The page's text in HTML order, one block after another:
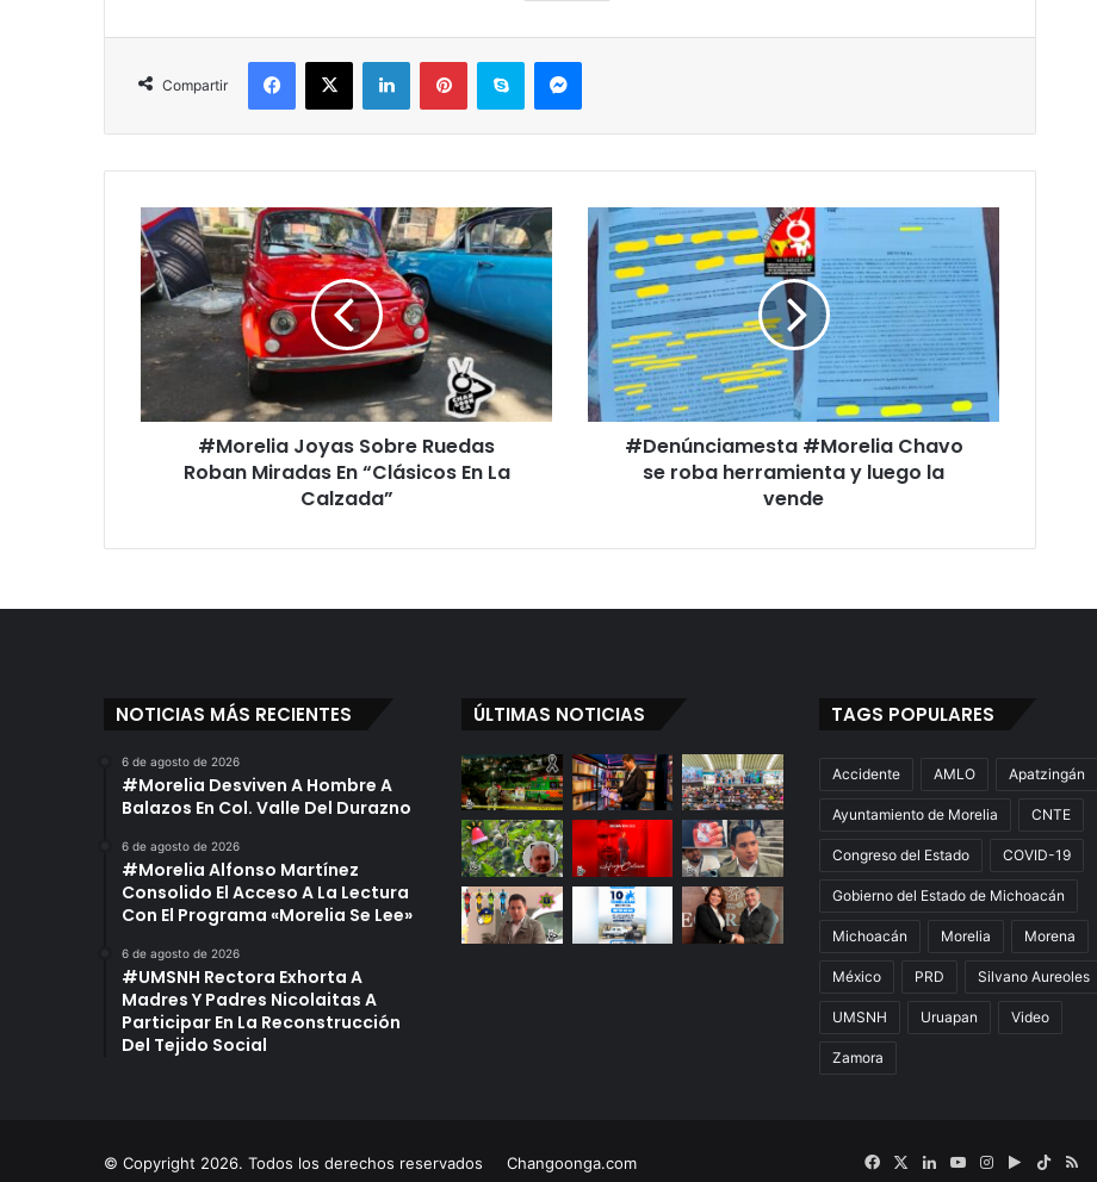
Compartir
Facebook
X LinkedInPinterestSkype Messenger
#Morelia
Joyas
Sobre
Ruedas
Roban
Miradas
En
“Clásicos
En
Calzada”
#Morelia Joyas Sobre Ruedas
Roban Miradas En “Clásicos En La
Calzada”
#Denúnciamesta
#Morelia
Chavo
se
roba
herramienta
y
luego
la
vende#Denúnciamesta #Morelia Chavo
se roba herramienta y luego la
vende
NOTICIAS MÁS RECIENTES
6 de agosto de 2026
#Morelia Desviven A Hombre A
Balazos En Col. Valle Del Durazno
6 de agosto de 2026
#Morelia Alfonso Martínez
Consolido El Acceso A La Lectura
Con El Programa «Morelia Se Lee»
6 de agosto de 2026
#UMSNH Rectora Exhorta A
Madres Y Padres Nicolaitas A
Participar En La Reconstrucción
Del Tejido Social
ÚLTIMAS NOTICIAS TAGS POPULARES
Accidente AMLO Apatzingán
Ayuntamiento de Morelia CNTE
Congreso del Estado COVID-19
Gobierno del Estado de Michoacán
Michoacán Morelia Morena
México PRD Silvano Aureoles
UMSNH Uruapan Video
Zamora
© Copyright 2026. Todos los derechos reservados Changoonga.com Facebook
X LinkedInYouTubeInstagram
Google
TikTokRSS